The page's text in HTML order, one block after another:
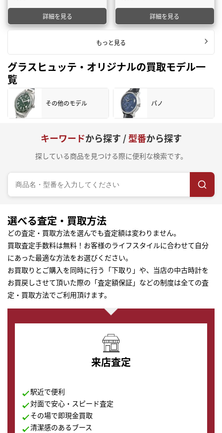
詳細を見る 詳細を見る
もっと見る
グラスヒュッテ・オリジナルの買取モデル一
覧
その他のモデル パノ
キーワードから探す /型番から探す
探している商品を見つける際に便利な検索です。
選べる査定・買取方法
どの査定・買取方法を選んでも査定額は変わりません。
買取査定手数料は無料！お客様のライフスタイルに合わせて自分
にあった最適な方法をお選びください。
お買取りとご購入を同時に行う「下取り」や、当店の中古時計を
お買戻しさせて頂いた際の「査定額保証」などの制度は全ての査
定・買取方法でご利用頂けます。
来店査定
駅近で便利
対面で安心・スピード査定
その場で即現金買取
清潔感のあるブース